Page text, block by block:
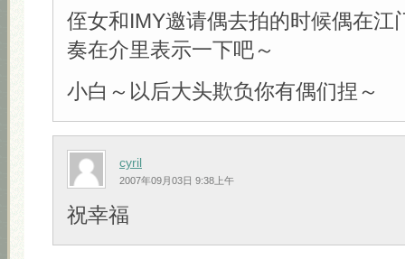
侄女和IMY邀请偶去拍的时候偶在江
奏在介里表示一下吧～
小白～以后大头欺负你有偶们捏～
cyril
2007年09月03日 9:38上午
祝幸福